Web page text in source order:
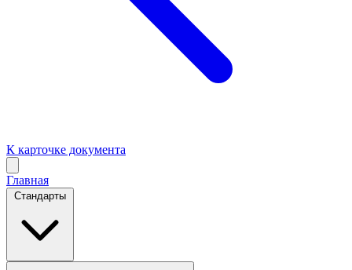
К карточке документа
Главная
Стандарты